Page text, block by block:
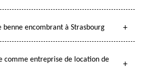
benne encombrant à Strasbourg
comme entreprise de location de